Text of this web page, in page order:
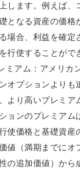
します。例えば、
となる資産の価格
場合、利益を確定
行使することがで
ミアム：アメリカ
オプションよりも
より高いプレミア
ョンのプレミアム
使価格と基礎資産
値（満期までにオ
の追加価値）から